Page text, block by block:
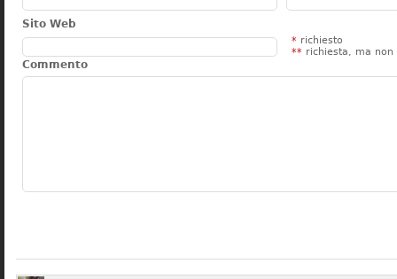
Sito Web
* richiesto
** richiesta, ma non
Commento